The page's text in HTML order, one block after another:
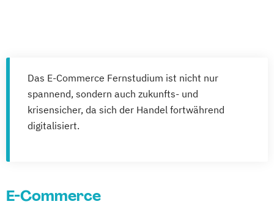
Gesundheitsmanagement
Gesundheitspsychologie
Gesundheitspädagogik
Gesundheitsökonomie
Heilpädagogik und Inklusion
Das E-Commerce Fernstudium ist nicht nur
spannend, sondern auch zukunfts- und
krisensicher, da sich der Handel fortwährend
digitalisiert.
E-Commerce